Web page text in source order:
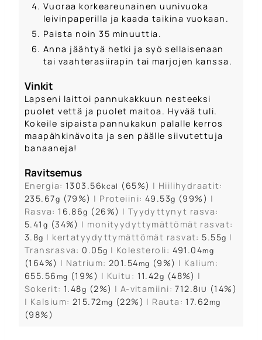
Vuoraa korkeareunainen uunivuoka
leivinpaperilla ja kaada taikina vuokaan.
Paista noin 35 minuuttia.
Anna jäähtyä hetki ja syö sellaisenaan
tai vaahterasiirapin tai marjojen kanssa.
Vinkit
Lapseni laittoi pannukakkuun nesteeksi
puolet vettä ja puolet maitoa. Hyvää tuli.
Kokeile sipaista pannukakun palalle kerros
maapähkinävoita ja sen päälle siivutettuja
banaaneja!
Ravitsemus
Energia: 1303.56kcal (65%) | Hiilihydraatit:
235.67g (79%) | Proteiini: 49.53g (99%) |
Rasva:16.86g (26%) | Tyydyttynyt rasva:
5.41 g (34%) | monityydyttymättömät rasvat:
3.8g | kertatyydyttymättömät rasvat: 5.55g |
Transrasva: 0.05g | Kolesteroli: 491.04mg
(164%) | Natrium: 201.54mg (9%) | Kalium:
655.56mg (19%) | Kuitu: 11.42g (48%) |
Sokerit: 1.48g (2%) | A-vitamiini:712.8IU (14%)
| Kalsium: 215.72mg (22%) | Rauta:17.62mg
(98%)